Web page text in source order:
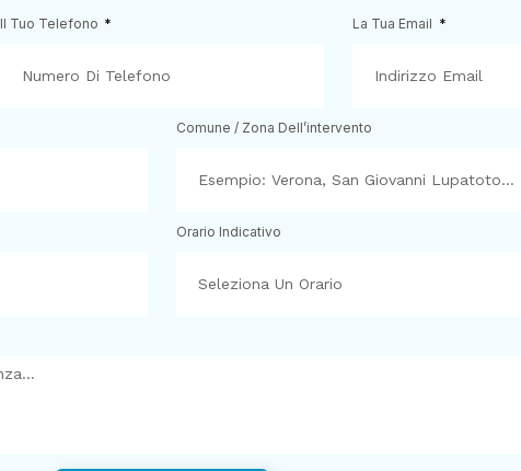
Il Tuo Telefono La Tua Email
Comune / Zona Dell’intervento
Orario Indicativo